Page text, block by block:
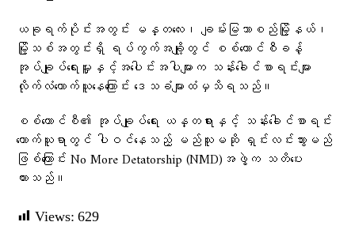
ယခုရက်ပိုင်းအတွင်း မန္တလေး၊ ချမ်းမြသာစည်မြို့နယ်၊
မြို့သစ်အတွင်းရှိ ရပ်ကွက်အချို့တွင် စစ်ကောင်စီခန့်
အုပ်ချုပ်ရေးမှူးနှင့်အပေါင်းအပါများက သန်းခေါင်စာရင်းများ
လိုက်လံကောက်ယူနေကြောင်း ဒေသခံများထံမှသိရသည်။
စစ်ကောင်စီ၏ အုပ်ချုပ်ရေး ယန္တရားနှင့် သန်းခေါင်စာရင်း
ကောက်ယူရာတွင် ပါဝင်နေသည့် မည်သူမဆို ရှင်းလင်းသွားမည်
ဖြစ်ကြောင်း No More Detatorship (NMD)အဖွဲ့က သတိပေး
ထားသည်။
Views: 629